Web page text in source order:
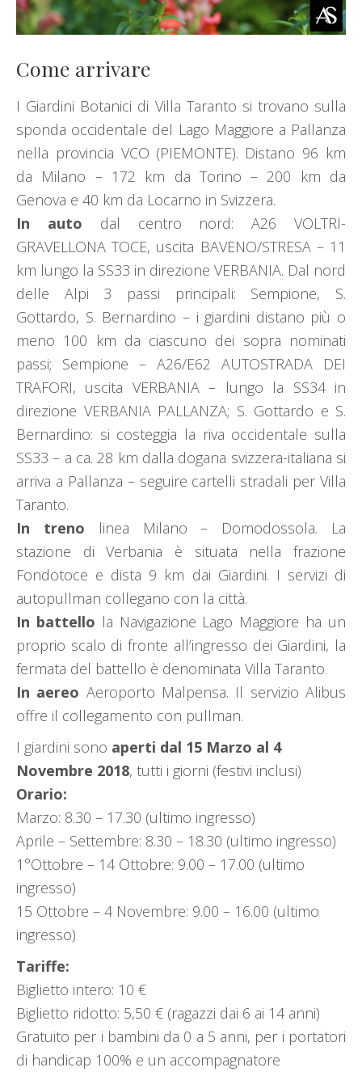
Come arrivare
I Giardini Botanici di Villa Taranto si trovano sulla
sponda occidentale del Lago Maggiore a Pallanza
nella provincia VCO (PIEMONTE). Distano 96 km
da Milano – 172 km da Torino – 200 km da
Genova e 40 km da Locarno in Svizzera.
In auto dal centro nord: A26 VOLTRI-
GRAVELLONA TOCE, uscita BAVENO/STRESA – 11
km lungo la SS33 in direzione VERBANIA. Dal nord
delle Alpi 3 passi principali: Sempione, S.
Gottardo, S. Bernardino – i giardini distano più o
meno 100 km da ciascuno dei sopra nominati
passi; Sempione – A26/E62 AUTOSTRADA DEI
TRAFORI, uscita VERBANIA – lungo la SS34 in
direzione VERBANIA PALLANZA; S. Gottardo e S.
Bernardino: si costeggia la riva occidentale sulla
SS33 – a ca. 28 km dalla dogana svizzera-italiana si
arriva a Pallanza – seguire cartelli stradali per Villa
Taranto.
In treno linea Milano – Domodossola. La
stazione di Verbania è situata nella frazione
Fondotoce e dista 9 km dai Giardini. I servizi di
autopullman collegano con la città.
In battello la Navigazione Lago Maggiore ha un
proprio scalo di fronte all’ingresso dei Giardini, la
fermata del battello è denominata Villa Taranto.
In aereo Aeroporto Malpensa. Il servizio Alibus
offre il collegamento con pullman.
I giardini sono aperti dal 15 Marzo al 4
Novembre 2018, tutti i giorni (festivi inclusi)
Orario:
Marzo: 8.30 – 17.30 (ultimo ingresso)
Aprile – Settembre: 8.30 – 18.30 (ultimo ingresso)
1°Ottobre – 14 Ottobre: 9.00 – 17.00 (ultimo
ingresso)
15 Ottobre – 4 Novembre: 9.00 – 16.00 (ultimo
ingresso)
Tariffe:
Biglietto intero: 10 €
Biglietto ridotto: 5,50 € (ragazzi dai 6 ai 14 anni)
Gratuito per i bambini da 0 a 5 anni, per i portatori
di handicap 100% e un accompagnatore